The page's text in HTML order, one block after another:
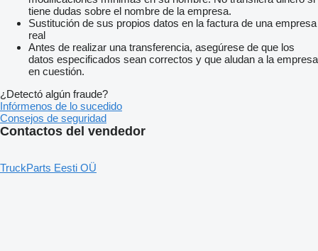
tiene dudas sobre el nombre de la empresa.
Sustitución de sus propios datos en la factura de una empresa
real
Antes de realizar una transferencia, asegúrese de que los
datos especificados sean correctos y que aludan a la empresa
en cuestión.
¿Detectó algún fraude?
Infórmenos de lo sucedido
Consejos de seguridad
Contactos del vendedor
TruckParts Eesti OÜ